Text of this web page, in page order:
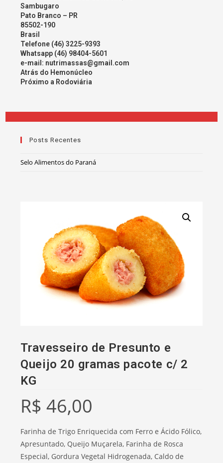
Sambugaro
Pato Branco – PR
85502-190
Brasil
Telefone (46) 3225-9393
Whatsapp (46) 98404-5601
e-mail: nutrimassas@gmail.com
Atrás do Hemonúcleo
Próximo a Rodoviária
Posts Recentes
Selo Alimentos do Paraná
Travesseiro de Presunto e
Queijo 20 gramas pacote c/ 2
KG
R$ 46,00
Farinha de Trigo Enriquecida com Ferro e Ácido Fólico,
Apresuntado, Queijo Muçarela, Farinha de Rosca
Especial, Gordura Vegetal Hidrogenada, Caldo de